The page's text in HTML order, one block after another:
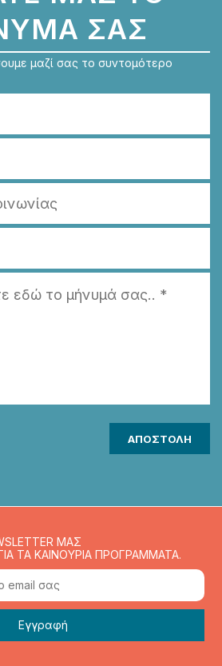
ΣΑΣ
μαζί σας το συντομότερο
ΜΑΣ
ΤΑ ΚΑΙΝΟΥΡΙΑ ΠΡΟΓΡΑΜΜΑΤΑ.